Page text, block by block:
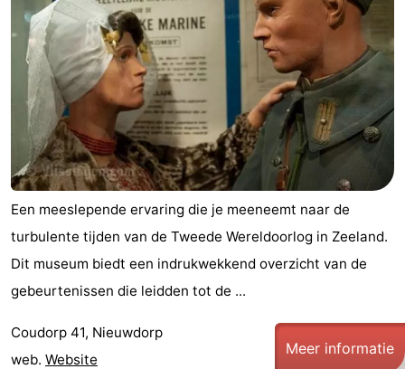
Een meeslepende ervaring die je meeneemt naar de
turbulente tijden van de Tweede Wereldoorlog in Zeeland.
Dit museum biedt een indrukwekkend overzicht van de
gebeurtenissen die leidden tot de ...
Coudorp 41, Nieuwdorp
web. Website
Meer informatie